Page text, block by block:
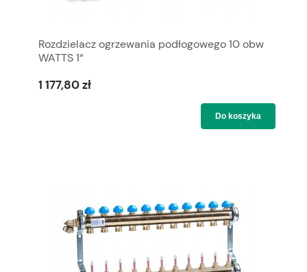
Rozdzielacz ogrzewania podłogowego 10 obw
WATTS 1“
1 177,80 zł
Do koszyka